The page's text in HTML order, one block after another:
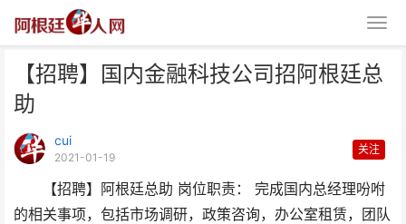
【招聘】国内金融科技公司招阿根廷总
助
cui
2021-01-19
关注
【招聘】阿根廷总助 岗位职责： 完成国内总经理吩咐
的相关事项，包括市场调研，政策咨询，办公室租赁，团队
【招聘】国内金融科技公司招阿根